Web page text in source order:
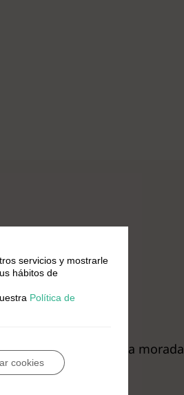
listos. Pica la cebolla morada
servicios y mostrarle
hábitos de
Política de
cookies